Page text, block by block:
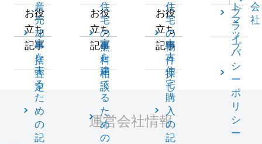
産
売
却
一
括
査
定
お役
立ち
記事
家
を
売
る
た
め
の
記
住
宅
の
無
料
相
談
お役
立ち
記事
家
を
建
て
る
た
め
の
住
宅
の
物
件
探
し
お役
立ち
記事
中
古
住
宅
購
入
の
記
ト
マ
ッ
プ
会
社
プ
ラ
イ
バ
シ
ー
ポ
リ
シ
ー
運営会社情報